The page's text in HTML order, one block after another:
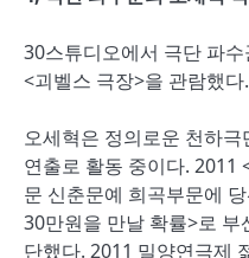
30스튜디오에서 극단 파
<괴벨스 극장>을 관람했다.
오세혁은 정의로운 천하
연출로 활동 중이다. 2011
문 신춘문예 희곡부문에
30만원을 만날 확률>로
단했다. 2011 밀양연극제